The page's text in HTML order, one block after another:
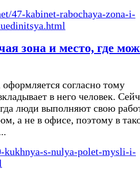
зона и место, где
согласно тому
в него человек.
люди выполняют свою
а не в офисе, поэтому в